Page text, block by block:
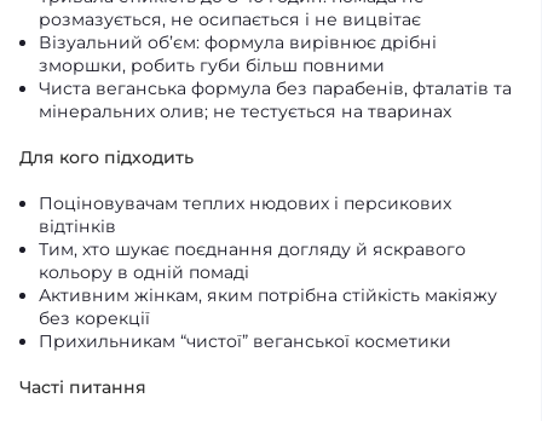
розмазується, не осипається і не вицвітає
Візуальний об’єм: формула вирівнює дрібні
зморшки, робить губи більш повними
Чиста веганська формула без парабенів, фталатів та
мінеральних олив; не тестується на тваринах
Для кого підходить
Поціновувачам теплих нюдових і персикових
відтінків
Тим, хто шукає поєднання догляду й яскравого
кольору в одній помаді
Активним жінкам, яким потрібна стійкість макіяжу
без корекції
Прихильникам “чистої” веганської косметики
Часті питання